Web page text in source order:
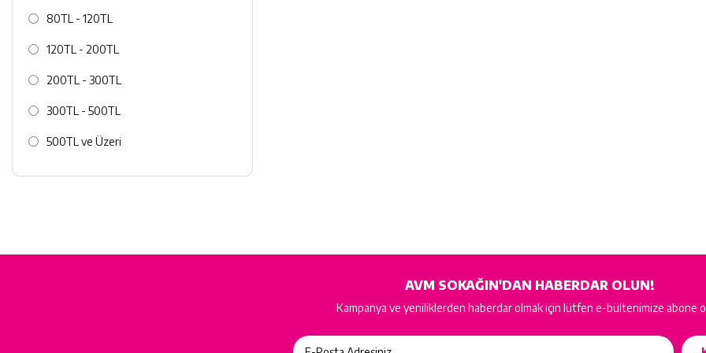
80TL - 120TL
120TL - 200TL
200TL - 300TL
300TL - 500TL
500TL ve Üzeri
AVM SOKAĞIN'DAN HABERDAR OLUN!
Kampanya ve yeniliklerden haberdar olmak için lütfen e-bültenimize abone